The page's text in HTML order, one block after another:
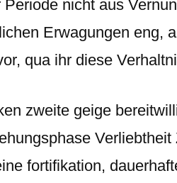
nicht aus
Erwagungen eng,
qua ihr diese
zweite geige
Verliebtheit
fortifikation,